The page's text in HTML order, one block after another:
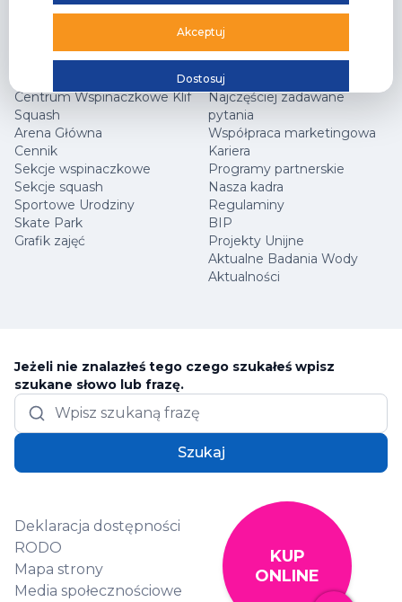
Grafik zajęć
Centrum Wspinaczkowe Klif
Squash
Arena Główna
Cennik
Sekcje wspinaczkowe
Sekcje squash
Sportowe Urodziny
Skate Park
Grafik zajęć
Jak dojechać?
Najczęściej zadawane
pytania
Współpraca marketingowa
Kariera
Programy partnerskie
Nasza kadra
Regulaminy
BIP
Projekty Unijne
Aktualne Badania Wody
Aktualności
Jeżeli nie znalazłeś tego czego szukałeś wpisz
szukane słowo lub frazę.
Szukaj
Deklaracja dostępności
RODO
Mapa strony
Media społecznościowe
KUP
ONLINE
Akceptuj
Dostosuj